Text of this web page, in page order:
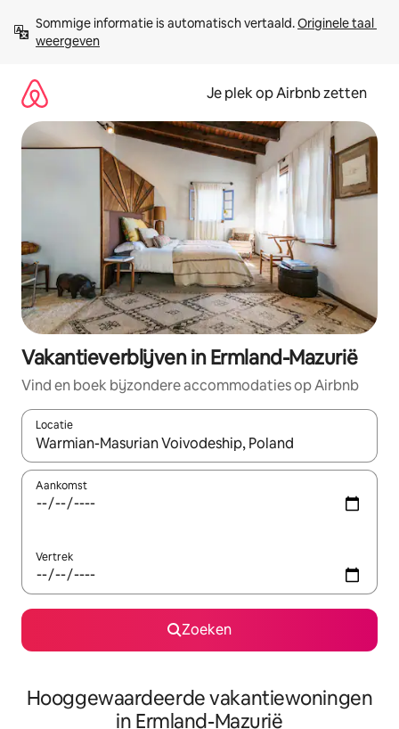
direct
naar
Sommige informatie is automatisch vertaald. Originele taal
weergeven
Je plek op Airbnb zetten
Vakantieverblijven in Ermland-Mazurië
Vind en boek bijzondere accommodaties op Airbnb
Locatie
Wanneer er resultaten beschikbaar zijn, maak je een keuze
Aankomst
Vertrek
Zoeken
Hooggewaardeerde vakantiewoningen
in Ermland-Mazurië